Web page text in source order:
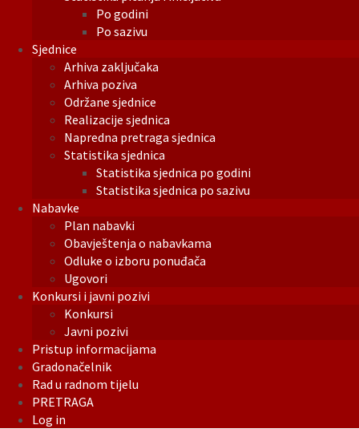
Po godini
Po sazivu
Sjednice
Arhiva zaključaka
Arhiva poziva
Održane sjednice
Realizacije sjednica
Napredna pretraga sjednica
Statistika sjednica
Statistika sjednica po godini
Statistika sjednica po sazivu
Nabavke
Plan nabavki
Obavještenja o nabavkama
Odluke o izboru ponuđača
Ugovori
Konkursi i javni pozivi
Konkursi
Javni pozivi
Pristup informacijama
Gradonačelnik
Rad u radnom tijelu
PRETRAGA
Log in